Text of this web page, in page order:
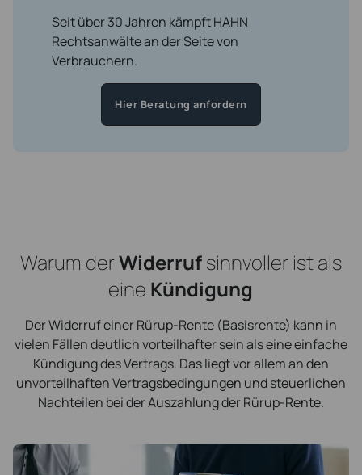
Seit über 30 Jahren kämpft HAHN
Rechtsanwälte an der Seite von
Verbrauchern.
Hier Beratung anfordern
Warum derWiderrufsinnvoller ist als
eine Kündigung
Der Widerruf einer Rürup-Rente (Basisrente) kann in
vielen Fällen deutlich vorteilhafter sein als eine einfache
Kündigung des Vertrags. Das liegt vor allem an den
unvorteilhaften Vertragsbedingungen und steuerlichen
Nachteilen bei der Auszahlung der Rürup-Rente.